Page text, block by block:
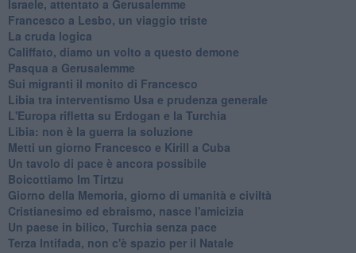
Israele, attentato a Gerusalemme
Francesco a Lesbo, un viaggio triste
La cruda logica
Califfato, diamo un volto a questo demone
Pasqua a Gerusalemme
Sui migranti il monito di Francesco
Libia tra interventismo Usa e prudenza generale
L'Europa rifletta su Erdogan e la Turchia
Libia: non è la guerra la soluzione
Metti un giorno Francesco e Kirill a Cuba
Un tavolo di pace è ancora possibile
Boicottiamo Im Tirtzu
Giorno della Memoria, giorno di umanità e civiltà
Cristianesimo ed ebraismo, nasce l'amicizia
Un paese in bilico, Turchia senza pace
Terza Intifada, non c'è spazio per il Natale